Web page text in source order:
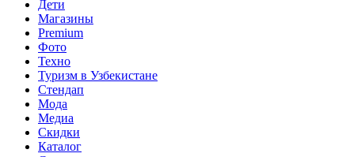
Дети
Магазины
Premium
Фото
Техно
Туризм в Узбекистане
Стендап
Мода
Медиа
Скидки
Каталог